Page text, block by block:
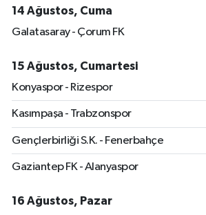
14 Ağustos, Cuma
Galatasaray - Çorum FK
15 Ağustos, Cumartesi
Konyaspor - Rizespor
Kasımpaşa - Trabzonspor
Gençlerbirliği S.K. - Fenerbahçe
Gaziantep FK - Alanyaspor
16 Ağustos, Pazar